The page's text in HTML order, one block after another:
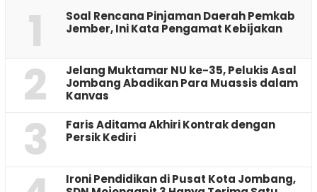
1
‎Soal Rencana Pinjaman Daerah Pemkab
Jember, Ini Kata Pengamat Kebijakan ‎
2
Jelang Muktamar NU ke-35, Pelukis Asal
Jombang Abadikan Para Muassis dalam
Kanvas
3
Faris Aditama Akhiri Kontrak dengan
Persik Kediri
Ironi Pendidikan di Pusat Kota Jombang,